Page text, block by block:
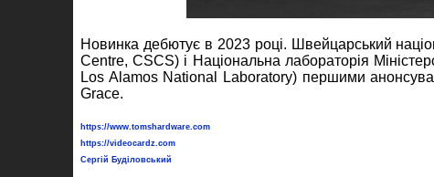
Новинка дебютує в 2023 році. Швейцарський
Centre, CSCS) і Національна лабораторія
Los Alamos National Laboratory) першими
Grace.
https://www.tomshardware.com
https://videocardz.com
Сергій Буділовський